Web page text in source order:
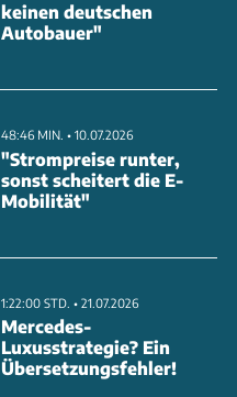
keinen deutschen
Autobauer"
48:46 MIN. • 10.07.2026
"Strompreise runter,
sonst scheitert die E-
Mobilität"
1:22:00 STD. • 21.07.2026
Mercedes-
Luxusstrategie? Ein
Übersetzungsfehler!